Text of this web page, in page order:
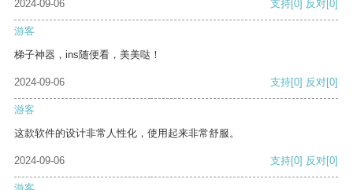
2024-09-06 支持 [0] 反对 [0]
游客
梯子神器，ins随便看，美美哒！
2024-09-06 支持[0] 反对[0]
游客
这款软件的设计非常人性化，使用起来非常舒服。
2024-09-06 支持[0] 反对[0]